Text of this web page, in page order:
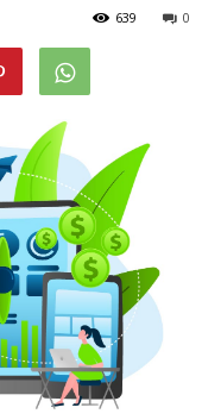
0
639